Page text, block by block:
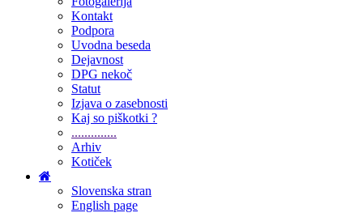
Kontakt
Podpora
Uvodna beseda
Dejavnost
DPG nekoč
Statut
Izjava o zasebnosti
Kaj so piškotki ?
..............
Arhiv
Kotiček
Slovenska stran
English page